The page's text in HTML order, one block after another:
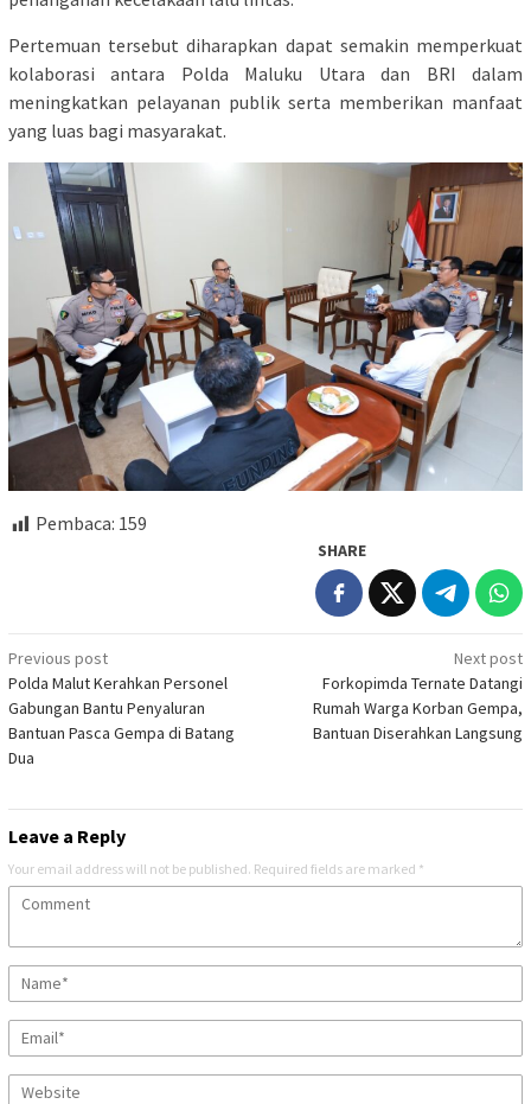
Pertemuan tersebut diharapkan dapat semakin memperkuat
kolaborasi antara Polda Maluku Utara dan BRI dalam
meningkatkan pelayanan publik serta memberikan manfaat
yang luas bagi masyarakat.
Pembaca: 159
SHARE
Post
navigation
Previous post
Polda Malut Kerahkan Personel
Gabungan Bantu Penyaluran
Bantuan Pasca Gempa di Batang
Dua
Next post
Forkopimda Ternate Datangi
Rumah Warga Korban Gempa,
Bantuan Diserahkan Langsung
Leave a Reply
Your email address will not be published. Required fields are marked *